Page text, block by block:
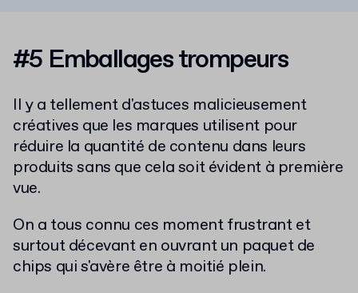
#5 Emballages trompeurs
Il y a tellement d'astuces malicieusement
créatives que les marques utilisent pour
réduire la quantité de contenu dans leurs
produits sans que cela soit évident à première
vue.
On a tous connu ces moment frustrant et
surtout décevant en ouvrant un paquet de
chips qui s'avère être à moitié plein.